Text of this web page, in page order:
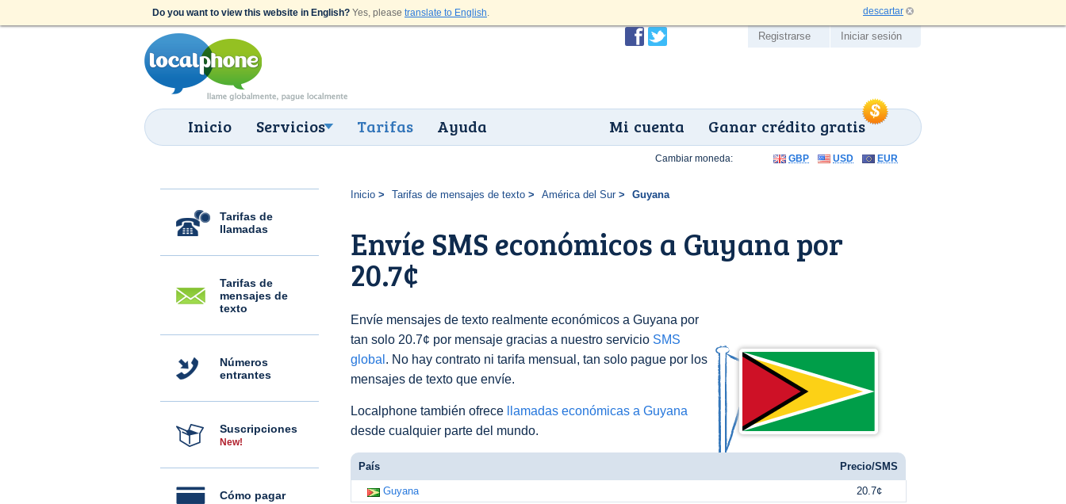
Do you want to view this website in English? Yes, please translate to English. descartar
Inicio Servicios Tarifas Ayuda Ganar crédito gratis
Mi cuenta
Registrarse Iniciar sesión
Tarifas de
llamadas
Tarifas de
mensajes de
texto
Números
entrantes
Suscripciones
New!
Cómo pagar
Inicio Tarifas de mensajes de texto América del Sur Guyana
Envíe SMS económicos a Guyana por
20.7¢
Envíe mensajes de texto realmente económicos a Guyana por
tan solo 20.7¢ por mensaje gracias a nuestro servicio SMS
global . No hay contrato ni tarifa mensual, tan solo pague por los
mensajes de texto que envíe.
Localphone también ofrece
llamadas económicas a Guyana
desde cualquier parte del mundo.
Cambiar moneda: GBP USD EUR
País Precio/SMS
Guyana 20.7¢